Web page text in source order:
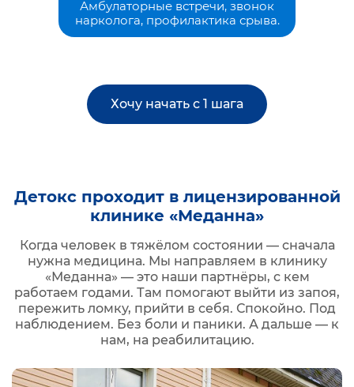
Амбулаторные встречи, звонок
нарколога, профилактика срыва.
Хочу начать с 1 шага
Детокс проходит в лицензированной
клинике «Меданна»
Когда человек в тяжёлом состоянии — сначала
нужна медицина. Мы направляем в клинику
«Меданна» — это наши партнёры, с кем
работаем годами. Там помогают выйти из запоя,
пережить ломку, прийти в себя. Спокойно. Под
наблюдением. Без боли и паники. А дальше — к
нам, на реабилитацию.